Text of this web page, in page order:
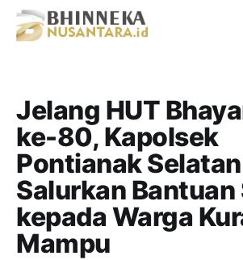
Jelang HUT
ke-80, Kapolsek
Pontianak Selatan
Salurkan Bantuan
kepada Warga
Mampu